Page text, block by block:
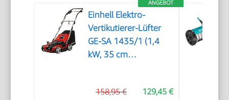
ANGEBOT
Einhell Elektro-
Vertikutierer-Lüfter
GE-SA 1435/1 (1,4
kW, 35 cm
Arbeitstiefeneinstellung,
129,45 €
158,95 €